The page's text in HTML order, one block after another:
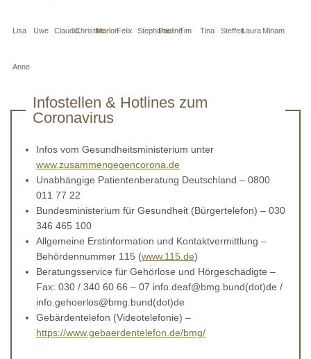
Lisa Uwe ClaudiaChristineMarlonFelix StephaniePaulineTim Tina SteffenLaura Miriam
Anne
Infostellen & Hotlines zum
Coronavirus
Infos vom Gesundheitsministerium unter
www.zusammengegencorona.de
Unabhängige Patientenberatung Deutschland – 0800
011 77 22
Bundesministerium für Gesundheit (Bürgertelefon) – 030
346 465 100
Allgemeine Erstinformation und Kontaktvermittlung –
Behördennummer 115 (www.115.de)
Beratungsservice für Gehörlose und Hörgeschädigte –
Fax: 030 / 340 60 66 – 07 info.deaf@bmg.bund(dot)de /
info.gehoerlos@bmg.bund(dot)de
Gebärdentelefon (Videotelefonie) –
https://www.gebaerdentelefon.de/bmg/